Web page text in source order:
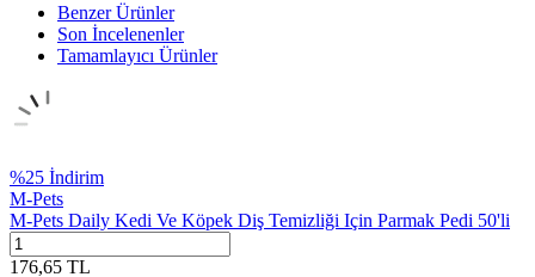
Benzer Ürünler
Son İncelenenler
Tamamlayıcı Ürünler
%25 İndirim
M-Pets
M-Pets Daily Kedi Ve Köpek Diş Temizliği Için Parmak Pedi 50'li
176,65 TL